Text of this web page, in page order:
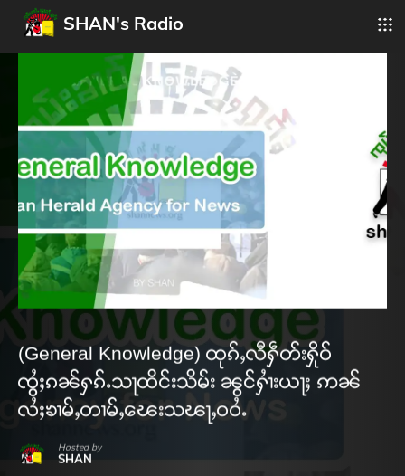
SHAN's Radio
(General Knowledge) ထုၵ်ႇလီႁဵတ်းႁိုဝ်
ၸွႆႈၵၼ်ႁၵ်ႉသႃထိင်းသိမ်း ၼွင်ႁၢႆးယႃႈ ဢၼ်
လႆႈၶၢမ်ႇတၢမ်ႇၽေးသၽႃႇဝဝႆႉ
Hosted by
SHAN